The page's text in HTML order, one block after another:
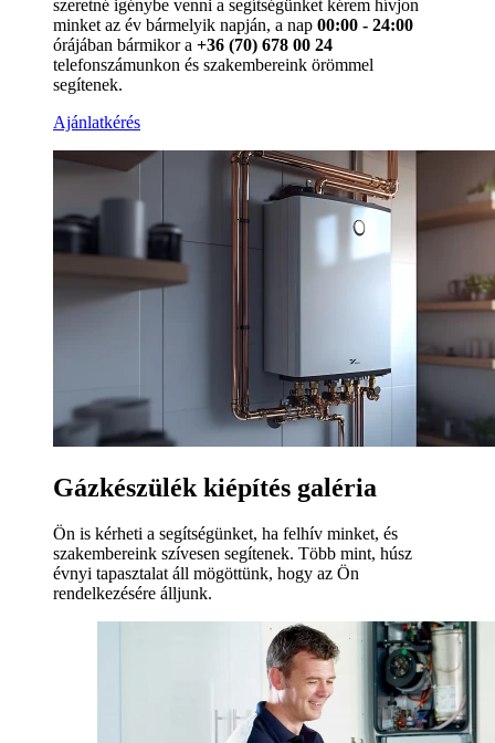
szeretné igénybe venni a segítségünket kérem hívjon
minket az év bármelyik napján, a nap 00:00 - 24:00
órájában bármikor a +36 (70) 678 00 24
telefonszámunkon és szakembereink örömmel
segítenek.
Ajánlatkérés
Gázkészülék kiépítés galéria
Ön is kérheti a segítségünket, ha felhív minket, és
szakembereink szívesen segítenek. Több mint, húsz
évnyi tapasztalat áll mögöttünk, hogy az Ön
rendelkezésére álljunk.